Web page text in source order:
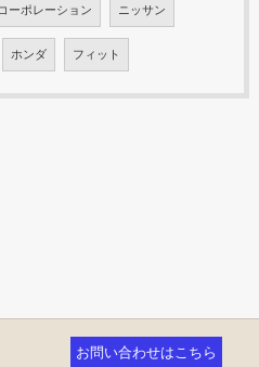
ーポレーション ニッサン
ホンダ フィット
お問い合わせはこちら